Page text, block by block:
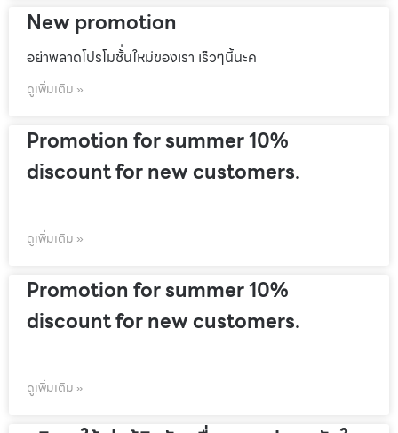
New promotion
อย่าพลาดโปรโมชั้่นใหม่ของเรา เร็วๆนี้นะค
ดูเพิ่มเติม »
Promotion for summer 10%
discount for new customers.
ดูเพิ่มเติม »
Promotion for summer 10%
discount for new customers.
ดูเพิ่มเติม »